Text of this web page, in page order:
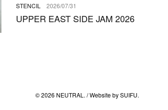
STENCIL 2026/07/31
UPPER EAST SIDE JAM 2026
© 2026 NEUTRAL. / Website bySUIFU.